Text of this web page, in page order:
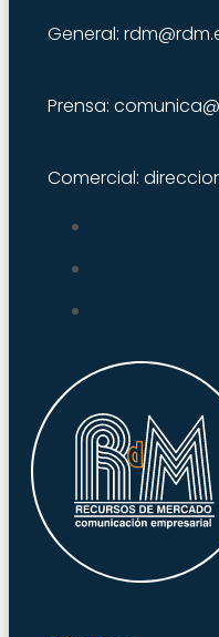
General:
Prensa:
Comercial: